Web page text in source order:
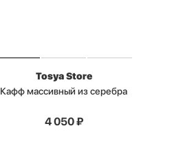
Tosya Store
Кафф массивный из серебра
4 050₽